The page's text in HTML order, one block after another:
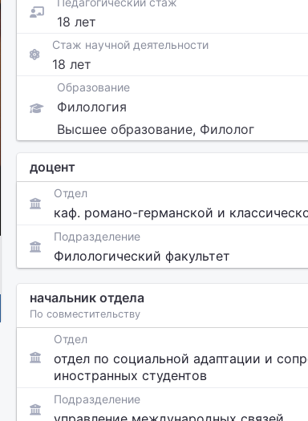
18 лет
Стаж научной деятельности
18 лет
Образование
Филология
Высшее образование, Филолог
доцент
Отдел
каф. романо-германской и
Подразделение
Филологический факультет
начальник отдела
По совместительству
Отдел
отдел по социальной адаптации и
иностранных студентов
Подразделение